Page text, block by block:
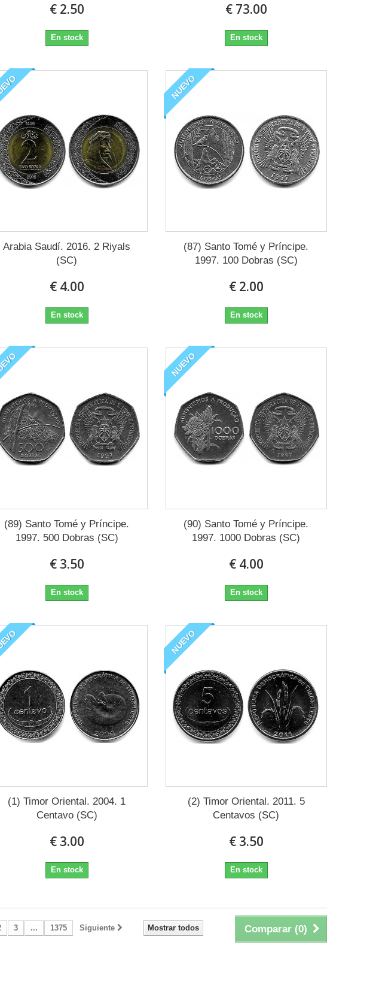
€ 2.50
En stock
€ 73.00
En stock
Arabia Saudí. 2016. 2 Riyals
(SC)
€ 4.00
En stock
NUEVO
(87) Santo Tomé y Príncipe.
1997. 100 Dobras (SC)
€ 2.00
En stock
(89) Santo Tomé y Príncipe.
1997. 500 Dobras (SC)
€ 3.50
En stock
NUEVO
(90) Santo Tomé y Príncipe.
1997. 1000 Dobras (SC)
€ 4.00
En stock
(1) Timor Oriental. 2004. 1
Centavo (SC)
€ 3.00
En stock
NUEVO
(2) Timor Oriental. 2011. 5
Centavos (SC)
€ 3.50
En stock
Comparar (0)
Mostrar todos
3 ... 1375 Siguiente